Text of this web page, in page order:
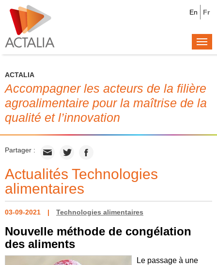
Fr
En
ACTALIA
Accompagner les acteurs de la filière
agroalimentaire pour la maîtrise de la
qualité et l’innovation
Partager :
Actualités Technologies
alimentaires
03-09-2021 Technologies alimentaires
Nouvelle méthode de congélation
des aliments
Le passage à une